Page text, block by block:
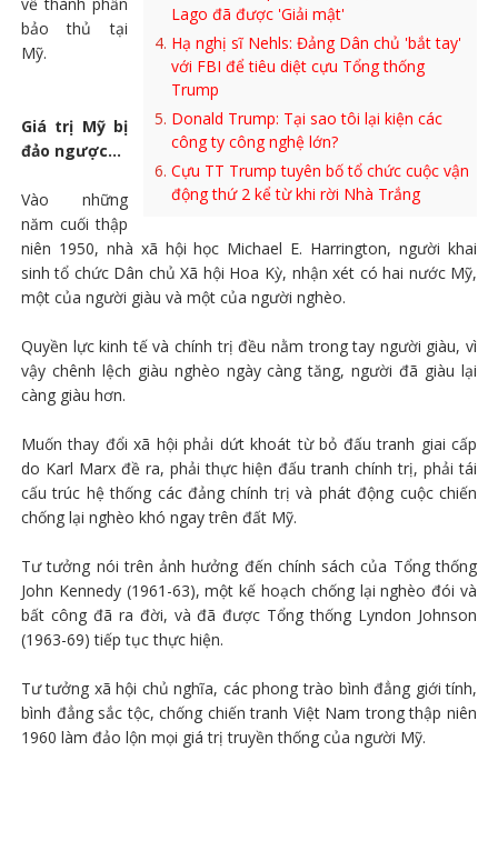
Lago đã được 'Giải mật'
Hạ nghị sĩ Nehls: Đảng Dân chủ 'bắt tay'
với FBI để tiêu diệt cựu Tổng thống
Trump
Donald Trump: Tại sao tôi lại kiện các
công ty công nghệ lớn?
Cựu TT Trump tuyên bố tổ chức cuộc vận
động thứ 2 kể từ khi rời Nhà Trắng
bảo thủ tại
Mỹ.
Giá trị Mỹ bị
đảo ngược...
Vào những
năm cuối thập
niên 1950, nhà xã hội học Michael E. Harrington, người khai
sinh tổ chức Dân chủ Xã hội Hoa Kỳ, nhận xét có hai nước Mỹ,
một của người giàu và một của người nghèo.
Quyền lực kinh tế và chính trị đều nằm trong tay người giàu, vì
vậy chênh lệch giàu nghèo ngày càng tăng, người đã giàu lại
càng giàu hơn.
Muốn thay đổi xã hội phải dứt khoát từ bỏ đấu tranh giai cấp
do Karl Marx đề ra, phải thực hiện đấu tranh chính trị, phải tái
cấu trúc hệ thống các đảng chính trị và phát động cuộc chiến
chống lại nghèo khó ngay trên đất Mỹ.
Tư tưởng nói trên ảnh hưởng đến chính sách của Tổng thống
John Kennedy (1961-63), một kế hoạch chống lại nghèo đói và
bất công đã ra đời, và đã được Tổng thống Lyndon Johnson
(1963-69) tiếp tục thực hiện.
Tư tưởng xã hội chủ nghĩa, các phong trào bình đẳng giới tính,
bình đẳng sắc tộc, chống chiến tranh Việt Nam trong thập niên
1960 làm đảo lộn mọi giá trị truyền thống của người Mỹ.